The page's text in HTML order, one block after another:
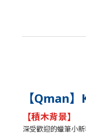
【Qman
【積木背景】
深受歡迎的蠟筆小